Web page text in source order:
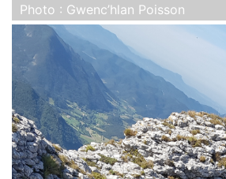
Photo : Gwenc’hlan Poisson